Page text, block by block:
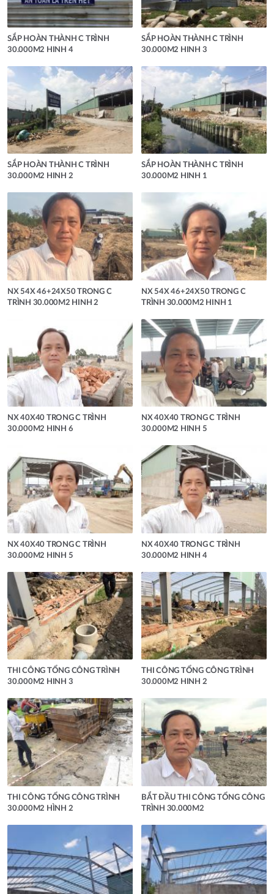
SẮP HOÀN THÀNH C TRÌNH
30.000M2 HINH 4
SẮP HOÀN THÀNH C TRÌNH
30.000M2 HINH 3
SẮP HOÀN THÀNH C TRÌNH
30.000M2 HINH 2
SẮP HOÀN THÀNH C TRÌNH
30.000M2 HINH 1
NX 54X 46+24X50 TRONG C
TRÌNH 30.000M2 HINH 2
NX 54X 46+24X50 TRONG C
TRÌNH 30.000M2 HINH 1
NX 40X40 TRONG C TRÌNH
30.000M2 HINH 6
NX 40X40 TRONG C TRÌNH
30.000M2 HINH 5
NX 40X40 TRONG C TRÌNH
30.000M2 HINH 5
NX 40X40 TRONG C TRÌNH
30.000M2 HINH 4
THI CÔNG TỔNG CÔNG TRÌNH
30.000M2 HINH 3
THI CÔNG TỔNG CÔNG TRÌNH
30.000M2 HINH 2
THI CÔNG TỔNG CÔNG TRÌNH
30.000M2 HÌNH 2
BẮT ĐẦU THI CÔNG TỔNG CÔNG
TRÌNH 30.000M2